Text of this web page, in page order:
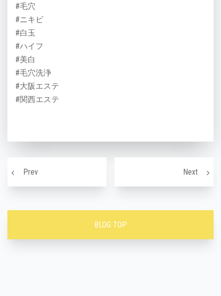
#毛穴
#ニキビ
#白玉
#ハイフ
#美白
#毛穴洗浄
#大阪エステ
#関西エステ
Prev
早めの脱毛をおすすめします！ Next季節
BLOG TOP